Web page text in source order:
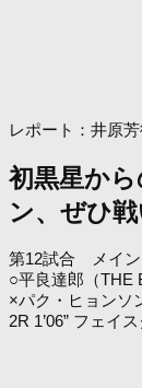
レポート：井原
初黒星か
ン、ぜひ戦
第12試合 メイ
○平良達郎（THE
×パク・ヒョンソ
2R 1’06” フェイ